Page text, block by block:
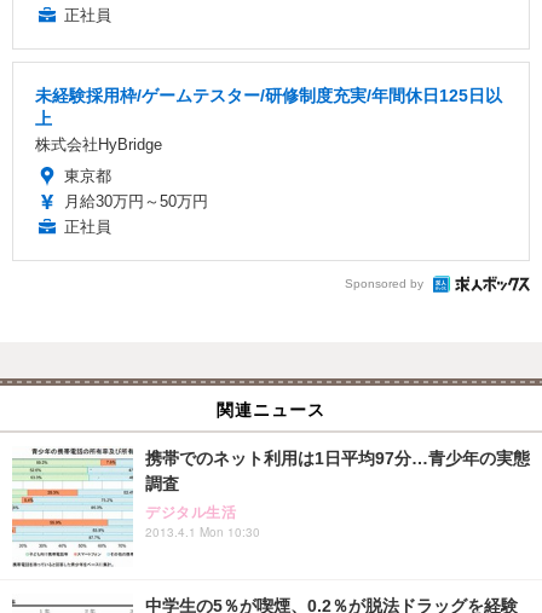
正社員
未経験採用枠/ゲームテスター/研修制度充実/年間休日125日以
上
株式会社HyBridge
東京都
月給30万円～50万円
正社員
Sponsored by
関連ニュース
携帯でのネット利用は1日平均97分…青少年の実態
調査
デジタル生活
2013.4.1 Mon 10:30
中学生の5％が喫煙、0.2％が脱法ドラッグを経験